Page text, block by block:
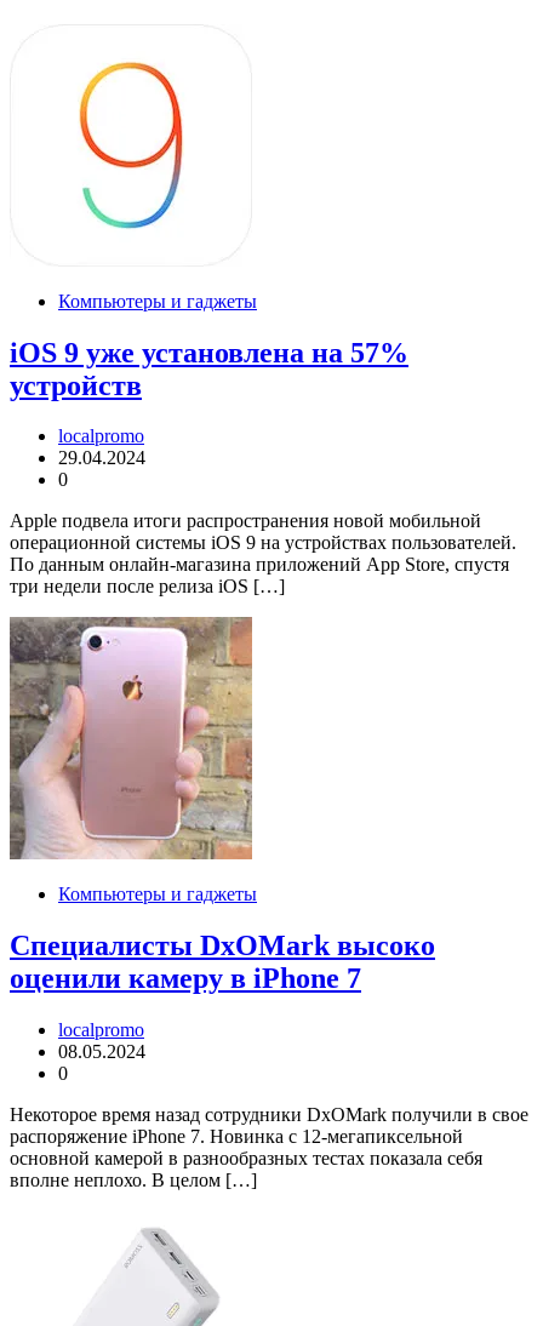
Компьютеры и гаджеты
iOS 9 уже установлена на 57%
устройств
localpromo
29.04.2024
0
Apple подвела итоги распространения новой мобильной
операционной системы iOS 9 на устройствах пользователей.
По данным онлайн-магазина приложений App Store, спустя
три недели после релиза iOS […]
Компьютеры и гаджеты
Специалисты DxOMark высоко
оценили камеру в iPhone 7
localpromo
08.05.2024
0
Некоторое время назад сотрудники DxOMark получили в свое
распоряжение iPhone 7. Новинка с 12-мегапиксельной
основной камерой в разнообразных тестах показала себя
вполне неплохо. В целом […]